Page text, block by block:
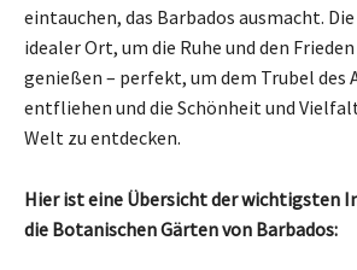
eintauchen, das Barbados ausmacht.
idealer Ort, um die Ruhe und den
genießen – perfekt, um dem Trubel des
entfliehen und die Schönheit und
Welt zu entdecken.
Hier ist eine Übersicht der wichtigsten
die Botanischen Gärten von Barbados: